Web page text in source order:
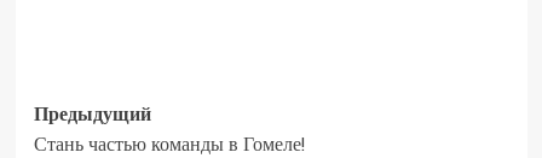
Предыдущий
Стань частью команды в Гомеле!